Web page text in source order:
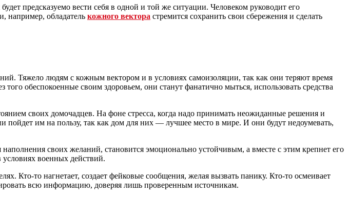
предсказуемо вести себя в одной и той же ситуации. Человеком руководит его
например, обладатель кожного вектора стремится сохранить свои сбережения и сделать
Тяжело людям с кожным вектором и в условиях самоизоляции, так как они теряют время
обеспокоенные своим здоровьем, они станут фанатично мыться, использовать средства
своих домочадцев. На фоне стресса, когда надо принимать неожиданные решения и
пойдет им на пользу, так как дом для них — лучшее место в мире. И они будут недоумевать,
своих желаний, становится эмоционально устойчивым, а вместе с этим крепнет его
условиях военных действий.
Кто-то нагнетает, создает фейковые сообщения, желая вызвать панику. Кто-то осмеивает
всю информацию, доверяя лишь проверенным источникам.